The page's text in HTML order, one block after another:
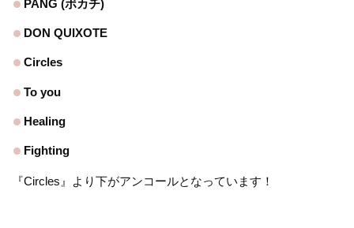
PANG (ボカチ)
DON QUIXOTE
Circles
To you
Healing
Fighting
『Circles』より下がアンコールとなっています！